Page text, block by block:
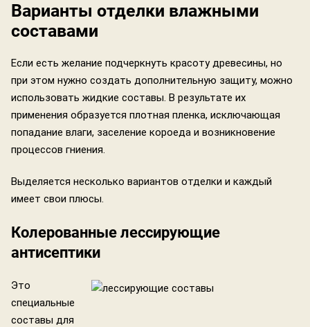
Варианты отделки влажными
составами
Если есть желание подчеркнуть красоту древесины, но
при этом нужно создать дополнительную защиту, можно
использовать жидкие составы. В результате их
применения образуется плотная пленка, исключающая
попадание влаги, заселение короеда и возникновение
процессов гниения.
Выделяется несколько вариантов отделки и каждый
имеет свои плюсы.
Колерованные лессирующие
антисептики
Это
специальные
составы для